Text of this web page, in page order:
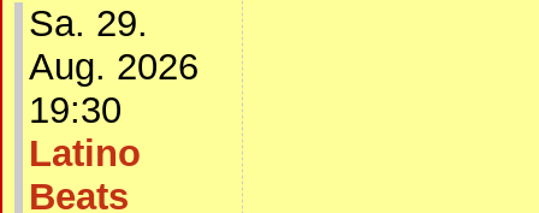
Sa. 29.
Aug. 2026
19:30
Latino
Beats